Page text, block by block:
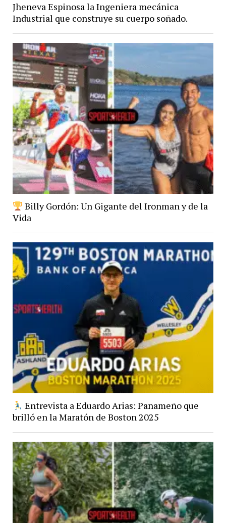
Jheneva Espinosa la Ingeniera mecánica
Industrial que construye su cuerpo soñado.
Billy Gordón: Un Gigante del Ironman y de la
Vida
Entrevista a Eduardo Arias: Panameño que
brilló en la Maratón de Boston 2025